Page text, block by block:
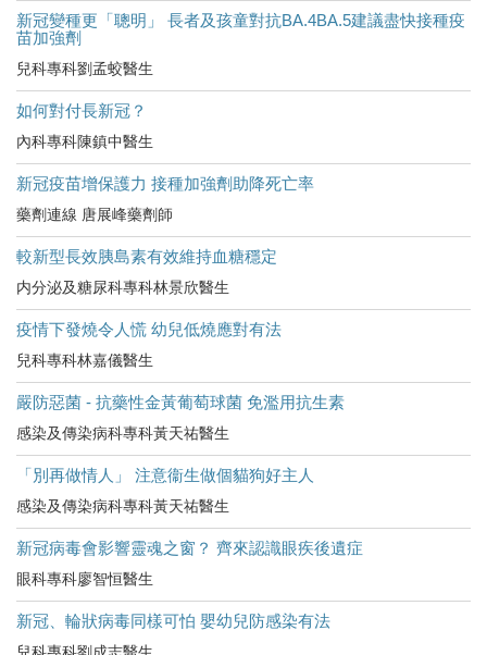
新冠變種更「聰明」 長者及孩童對抗BA.4BA.5建議盡快接種疫
苗加強劑
兒科專科劉孟蛟醫生
如何對付長新冠？
內科專科陳鎮中醫生
新冠疫苗增保護力 接種加強劑助降死亡率
藥劑連線 唐展峰藥劑師
較新型長效胰島素有效維持血糖穩定
内分泌及糖尿科專科林景欣醫生
疫情下發燒令人慌 幼兒低燒應對有法
兒科專科林嘉儀醫生
嚴防惡菌 - 抗藥性金黃葡萄球菌 免濫用抗生素
感染及傳染病科專科黃天祐醫生
「別再做情人」 注意衞生做個貓狗好主人
感染及傳染病科專科黃天祐醫生
新冠病毒會影響靈魂之窗？ 齊來認識眼疾後遺症
眼科專科廖智恒醫生
新冠、輪狀病毒同樣可怕 嬰幼兒防感染有法